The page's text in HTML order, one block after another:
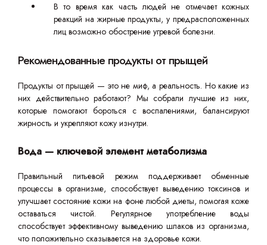
В то время как часть людей не отмечает кожных
реакций на жирные продукты, у предрасположенных
лиц возможно обострение угревой болезни.
Рекомендованные продукты от прыщей
Продукты от прыщей — это не миф, а реальность. Но какие из
них действительно работают? Мы собрали лучшие из них,
которые помогают бороться с воспалениями, балансируют
жирность и укрепляют кожу изнутри.
Вода — ключевой элемент метаболизма
Правильный питьевой режим поддерживает обменные
процессы в организме, способствует выведению токсинов и
улучшает состояние кожи на фоне любой диеты, помогая коже
оставаться чистой. Регулярное употребление воды
способствует эффективному выведению шлаков из организма,
что положительно сказывается на здоровье кожи.